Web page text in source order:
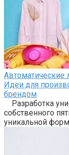
Автоматические
Идеи для
брендом
Разработка
собственного
уникальной